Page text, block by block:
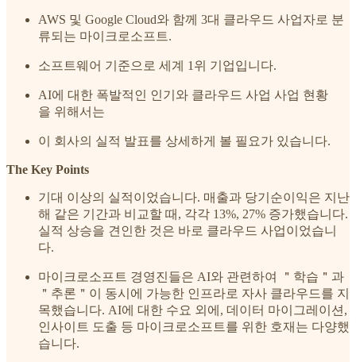
AWS 및 Google Cloud와 함께 3대 클라우드 사업자로 분
류되는 마이크로소프트.
소프트웨어 기준으로 세계 1위 기업입니다.
AI에 대한 폭발적인 인기와 클라우드 사업 사업 현황
을 위해서는
이 회사의 실적 발표를 상세하게 볼 필요가 있습니다.
The Key Points
기대 이상의 실적이었습니다. 매출과 당기순이익은 지난
해 같은 기간과 비교할 때, 각각 13%, 27% 증가했습니다.
실적 상승을 견인한 것은 바로 클라우드 사업이었습니
다.
마이크로소프트 경영진들은 AI와 관련하여 ＂학습＂과
＂추론＂이 동시에 가능한 인프라로 자사 클라우드를 지
목했습니다. AI에 대한 수요 외에, 데이터 마이그레이션,
인사이트 도출 등 마이크로소프트를 위한 호재는 다양했
습니다.